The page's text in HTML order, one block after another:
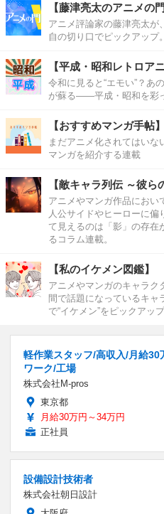
【藤津亮太のアニメの門
アニメ評論家の藤津亮太が
自の切り口でピックアップ。
【平成・昭和レトロア
令和に見ると“エモい”？あ
が蘇る――平成・昭和を彩
【おすすめマンガ手帖】
まだアニメ化されてはい
マンガを紹介する連載
【敵キャラ列伝 ～彼ら
アニメやマンガ作品におい
人公サイドやヒーローに
て見えるのは「影」の存在
るコラム連載。
【私のイケメン図鑑】
アニメやマンガのキャラク
間で話題になっているキャ
で“イケメン”をピックアッ
軽作業スタッフ/高収入/月給
ワーク/工場
株式会社M-pros
東京都
月給30万円～34万円
正社員
設備設計技術者
株式会社朝日設計